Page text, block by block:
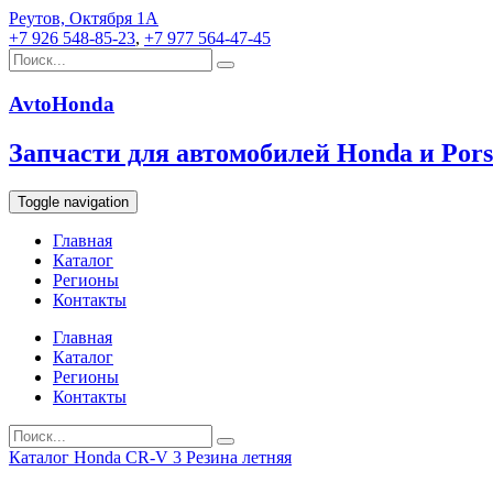
Реутов, Октября 1А
+7 926 548-85-23, +7 977 564-47-45
AvtoHonda
Запчасти для автомобилей Honda и
Toggle navigation
Главная
Каталог
Регионы
Контакты
Главная
Каталог
Регионы
Контакты
Каталог Honda CR-V 3 Резина летняя